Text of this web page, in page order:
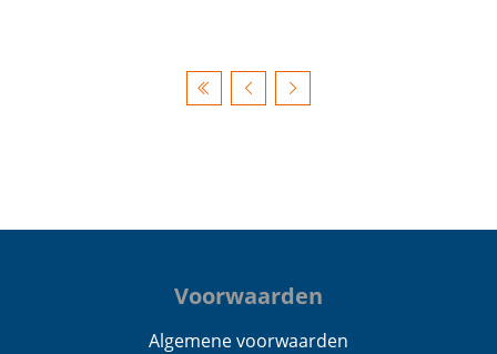
Voorwaarden
Algemene voorwaarden